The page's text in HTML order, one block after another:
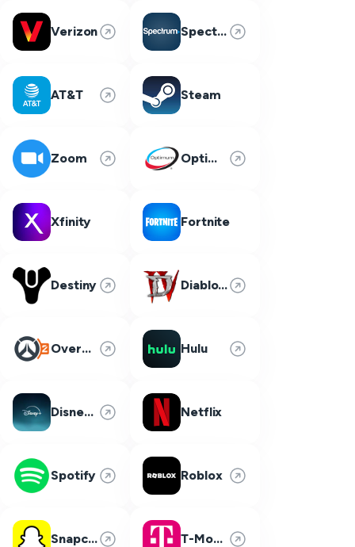
Verizon Spectrum
AT&T Steam
Zoom Optimum
Xfinity Fortnite
Destiny Diablo 4
Overwatch 2 Hulu
Disney Plus Netflix
Spotify Roblox
Snapchat T-Mobile